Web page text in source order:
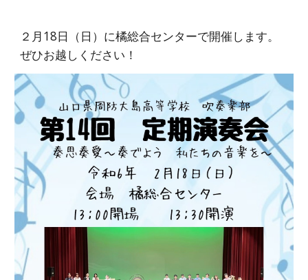
２月18日（日 ）に橘総合センターで開催します。
ぜひお越しください！